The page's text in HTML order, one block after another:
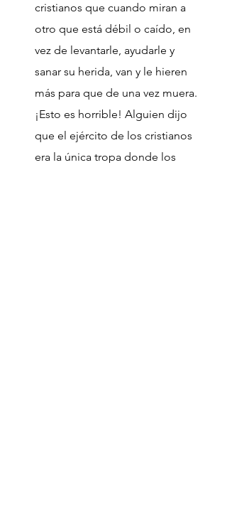
cristianos que cuando miran a
otro que está débil o caído, en
vez de levantarle, ayudarle y
sanar su herida, van y le hieren
más para que de una vez muera.
¡Esto es horrible! Alguien dijo
que el ejército de los cristianos
era la única tropa donde los